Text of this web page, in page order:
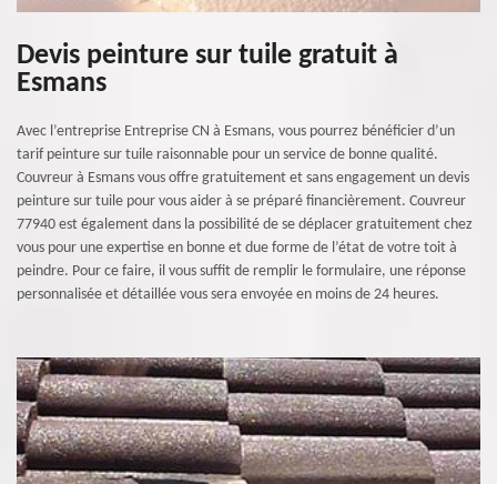
Devis peinture sur tuile gratuit à
Esmans
Avec l’entreprise Entreprise CN à Esmans, vous pourrez bénéficier d’un
tarif peinture sur tuile raisonnable pour un service de bonne qualité.
Couvreur à Esmans vous offre gratuitement et sans engagement un devis
peinture sur tuile pour vous aider à se préparé financièrement. Couvreur
77940 est également dans la possibilité de se déplacer gratuitement chez
vous pour une expertise en bonne et due forme de l’état de votre toit à
peindre. Pour ce faire, il vous suffit de remplir le formulaire, une réponse
personnalisée et détaillée vous sera envoyée en moins de 24 heures.